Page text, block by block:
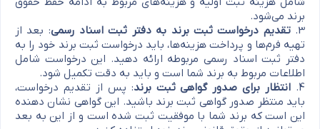
برند می‌شود.
3. تقدیم درخواست ثبت برند به دفتر ثبت اسناد رسمی: بعد از
تهیه فرم‌ها و پرداخت هزینه‌ها، باید درخواست ثبت برند خود را به
دفتر ثبت اسناد رسمی مربوطه ارائه دهید. این درخواست شامل
اطلاعات مربوط به برند شما است و باید به دقت تکمیل شود.
4. انتظار برای صدور گواهی ثبت برند: پس از تقدیم درخواست،
باید منتظر صدور گواهی ثبت برند باشید. این گواهی نشان دهنده
این است که برند شما با موفقیت ثبت شده است و از این به بعد